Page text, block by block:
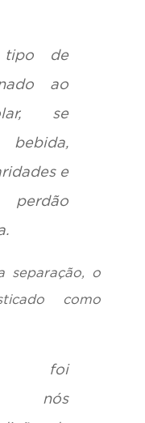
tipo de
ao
se
e
separação, o
como
foi
nós